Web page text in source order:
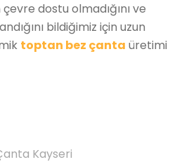
dostu olmadığını ve
bildiğimiz için uzun
toptan bez çanta üretimi
Kayseri